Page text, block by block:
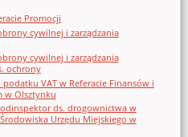
Promocji
cywilnej i zarządzania
cywilnej i zarządzania
ochrony
VAT w Referacie Finansów i
w Olsztynku
ds. drogownictwa w
Urzędu Miejskiego w